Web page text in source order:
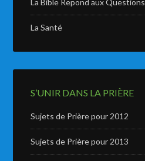
La Bible Repond aux Questions
La Santé
S’UNIR DANS LA PRIÈRE
Sujets de Prière pour 2012
Sujets de Prière pour 2013